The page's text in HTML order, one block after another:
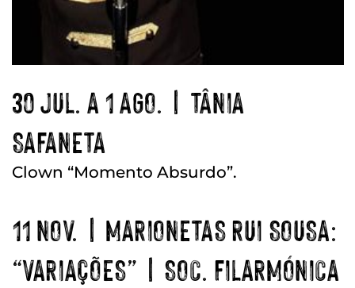
30 JUL. A 1 AGO. | TÂNIA
SAFANETA
Clown “Momento Absurdo”.
11 NOV. | MARIONETAS RUI SOUSA:
“VARIAÇÕES” | SOC. FILARMÓNICA